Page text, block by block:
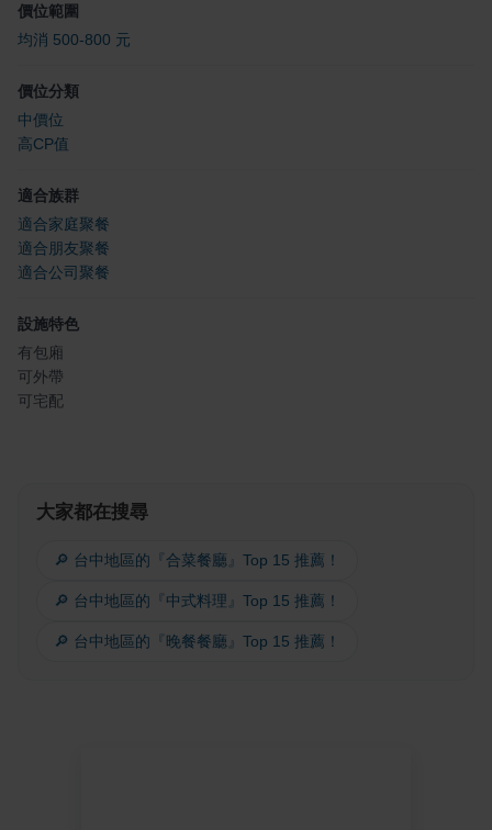
價位範圍
均消 500-800 元
價位分類
中價位
高CP值
適合族群
適合家庭聚餐
適合朋友聚餐
適合公司聚餐
設施特色
有包廂
可外帶
可宅配
大家都在搜尋
🔎 台中地區的『合菜餐廳』Top 15 推薦！
🔎 台中地區的『中式料理』Top 15 推薦！
🔎 台中地區的『晚餐餐廳』Top 15 推薦！